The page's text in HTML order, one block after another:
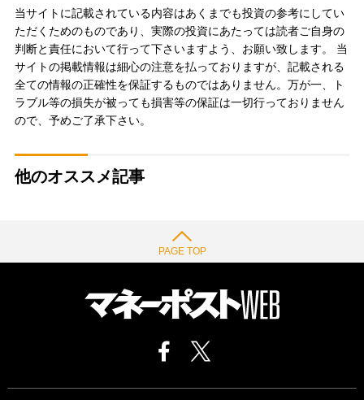
当サイトに記載されている内容はあくまでも投資の参考にしてい
ただくためのものであり、実際の投資にあたっては読者ご自身の
判断と責任において行って下さいますよう、お願い致します。 当
サイトの掲載情報は細心の注意を払っておりますが、記載される
全ての情報の正確性を保証するものではありません。万が一、ト
ラブル等の損失が被っても損害等の保証は一切行っておりません
ので、予めご了承下さい。
他のオススメ記事
PAGE TOP